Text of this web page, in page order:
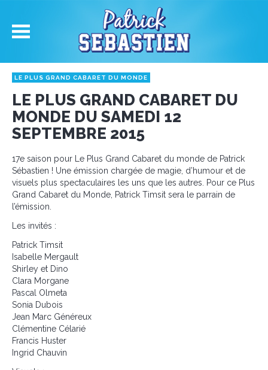
LE PLUS GRAND CABARET DU MONDE
LE PLUS GRAND CABARET DU
MONDE DU SAMEDI 12
SEPTEMBRE 2015
17e saison pour Le Plus Grand Cabaret du monde de Patrick
Sébastien ! Une émission chargée de magie, d’humour et de
visuels plus spectaculaires les uns que les autres. Pour ce Plus
Grand Cabaret du Monde, Patrick Timsit sera le parrain de
l’émission.
Les invités :​
Patrick Timsit
Isabelle Mergault
Shirley et Dino
Clara Morgane
Pascal Olmeta
Sonia Dubois
Jean Marc Généreux
Clémentine Célarié
Francis Huster
Ingrid Chauvin